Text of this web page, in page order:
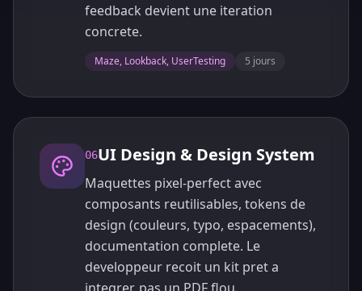
feedback devient une iteration
concrete.
Maze, Lookback, UserTesting 5 jours
06UI Design & Design System
Maquettes pixel-perfect avec
composants reutilisables, tokens de
design (couleurs, typo, espacements),
documentation complete. Le
developpeur recoit un kit pret a